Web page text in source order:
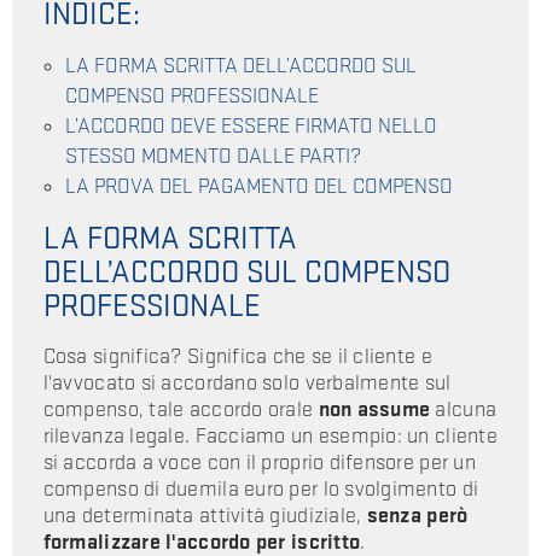
INDICE:
LA FORMA SCRITTA DELL’ACCORDO SUL
COMPENSO PROFESSIONALE
L’ACCORDO DEVE ESSERE FIRMATO NELLO
STESSO MOMENTO DALLE PARTI?
LA PROVA DEL PAGAMENTO DEL COMPENSO
LA FORMA SCRITTA
DELL’ACCORDO SUL COMPENSO
PROFESSIONALE
Cosa significa? Significa che se il cliente e
l'avvocato si accordano solo verbalmente sul
compenso, tale accordo orale non assume alcuna
rilevanza legale. Facciamo un esempio: un cliente
si accorda a voce con il proprio difensore per un
compenso di duemila euro per lo svolgimento di
una determinata attività giudiziale, senza però
formalizzare l'accordo per iscritto.